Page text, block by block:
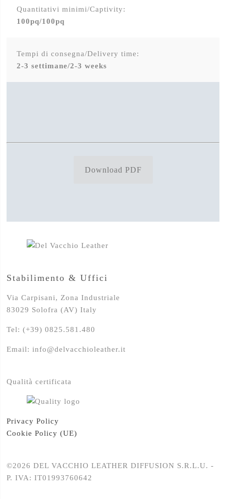
Quantitativi minimi/Captivity:
100pq/100pq
Tempi di consegna/Delivery time:
2-3 settimane/2-3 weeks
Download PDF
Stabilimento & Uffici
Via Carpisani, Zona Industriale
83029 Solofra (AV) Italy
Tel: (+39) 0825.581.480
Email: info@delvacchioleather.it
Qualità certificata
Privacy Policy
Cookie Policy (UE)
©2026 DEL VACCHIO LEATHER DIFFUSION S.R.L.U. -
P. IVA: IT01993760642